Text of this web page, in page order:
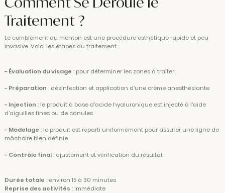
Traitement ?
Le comblement du menton est une procédure esthétique rapide et peu
invasive. Voici les étapes du traitement :
- Évaluation du visage : pour déterminer les zones à traiter
- Préparation : désinfection et application d’une crème anesthésiante
- Injection : le produit à base d’acide hyaluronique est injecté à l’aide
d’aiguilles fines ou de canules
- Modelage : le produit est réparti uniformément pour assurer une ligne de
mâchoire bien définie
- Contrôle final: ajustement et vérification du résultat
Durée totale : environ 15 à 30 minutes
Reprise des activités : immédiate